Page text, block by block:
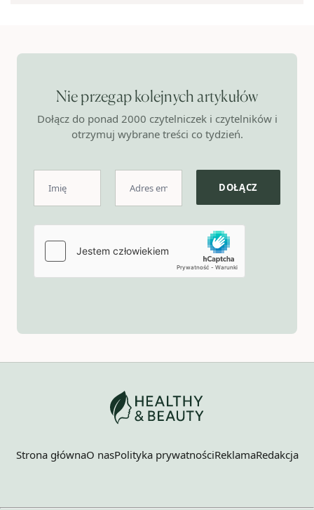
Nie przegap kolejnych artykułów
Dołącz do ponad 2000 czytelniczek i czytelników i
otrzymuj wybrane treści co tydzień.
Strona głównaO nasPolityka prywatnościReklamaRedakcja